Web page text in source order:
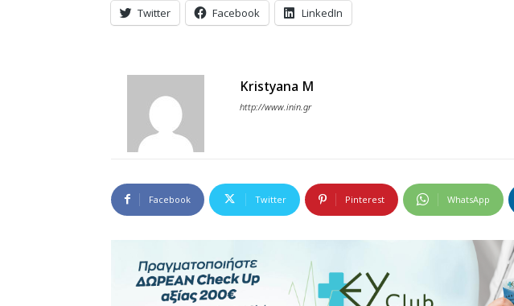
Twitter Facebook LinkedIn
Kristyana M
http://www.inin.gr
Facebook Twitter Pinterest WhatsApp